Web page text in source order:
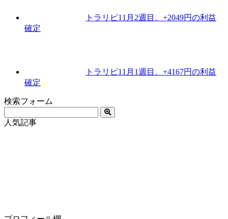
トラリピ11月2週目、+2049円の利益
確定
トラリピ11月1週目、+4167円の利益
確定
検索フォーム
人気記事